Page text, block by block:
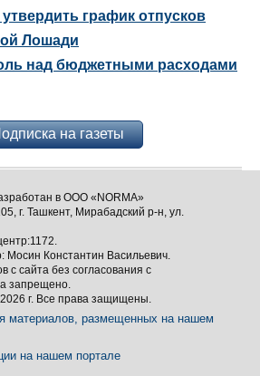
утвердить график отпусков
Лошади
над бюджетными расходами
на газеты
в ООО «NORMA»
г. Ташкент, Мирабадский р-н, ул.
Мосин Константин Васильевич.
с сайта без согласования с
запрещено.
г. Все права защищены.
материалов, размещенных на нашем
на нашем портале